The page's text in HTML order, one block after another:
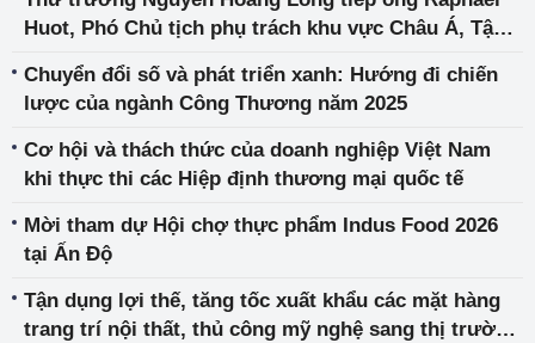
Huot, Phó Chủ tịch phụ trách khu vực Châu Á, Tập
Chuyển đổi số và phát triển xanh: Hướng đi chiến
lược của ngành Công Thương năm 2025
Cơ hội và thách thức của doanh nghiệp Việt Nam
khi thực thi các Hiệp định thương mại quốc tế
Mời tham dự Hội chợ thực phẩm Indus Food 2026
tại Ấn Độ
Tận dụng lợi thế, tăng tốc xuất khẩu các mặt hàng
trang trí nội thất, thủ công mỹ nghệ sang thị trường